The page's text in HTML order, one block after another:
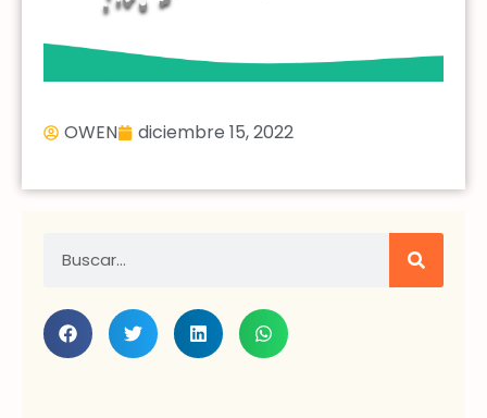
OWEN diciembre 15, 2022